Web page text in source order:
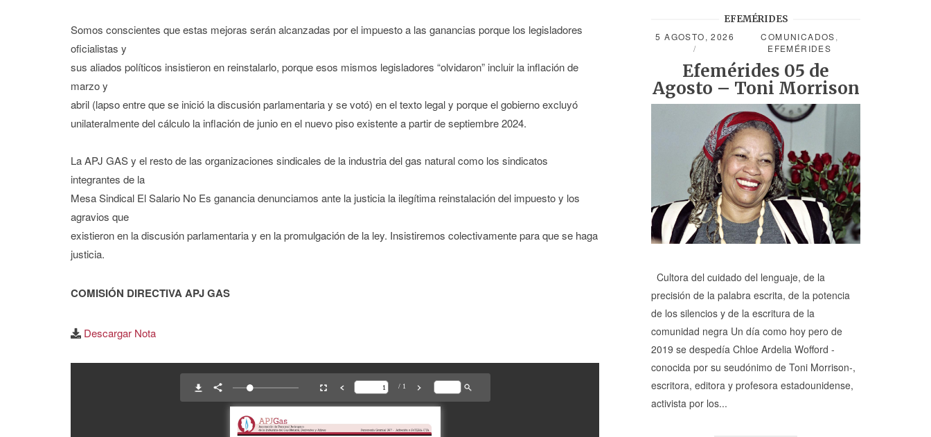
Somos conscientes que estas mejoras serán alcanzadas por el impuesto a las ganancias porque los legisladores
oficialistas y
sus aliados políticos insistieron en reinstalarlo, porque esos mismos legisladores “olvidaron” incluir la inflación de
marzo y
abril (lapso entre que se inició la discusión parlamentaria y se votó) en el texto legal y porque el gobierno excluyó
unilateralmente del cálculo la inflación de junio en el nuevo piso existente a partir de septiembre 2024.
La APJ GAS y el resto de las organizaciones sindicales de la industria del gas natural como los sindicatos
integrantes de la
Mesa Sindical El Salario No Es ganancia denunciamos ante la justicia la ilegítima reinstalación del impuesto y los
agravios que
existieron en la discusión parlamentaria y en la promulgación de la ley. Insistiremos colectivamente para que se haga
justicia.
COMISIÓN DIRECTIVA APJ GAS
Descargar Nota
EFEMÉRIDES
5 AGOSTO, 2026
COMUNICADOS,
EFEMÉRIDES
Efemérides 05 de
Agosto – Toni Morrison
Cultora del cuidado del lenguaje, de la
precisión de la palabra escrita, de la potencia
de los silencios y de la escritura de la
comunidad negra Un día como hoy pero de
2019 se despedía Chloe Ardelia Wofford -
conocida por su seudónimo de Toni Morrison-,
escritora, editora y profesora estadounidense,
activista por los...